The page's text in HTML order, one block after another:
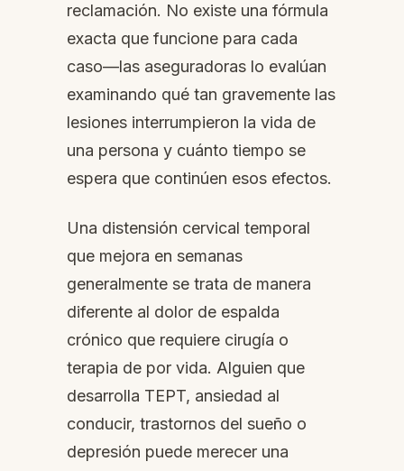
reclamación. No existe una fórmula
exacta que funcione para cada
caso—las aseguradoras lo evalúan
examinando qué tan gravemente las
lesiones interrumpieron la vida de
una persona y cuánto tiempo se
espera que continúen esos efectos.
Una distensión cervical temporal
que mejora en semanas
generalmente se trata de manera
diferente al dolor de espalda
crónico que requiere cirugía o
terapia de por vida. Alguien que
desarrolla TEPT, ansiedad al
conducir, trastornos del sueño o
depresión puede merecer una